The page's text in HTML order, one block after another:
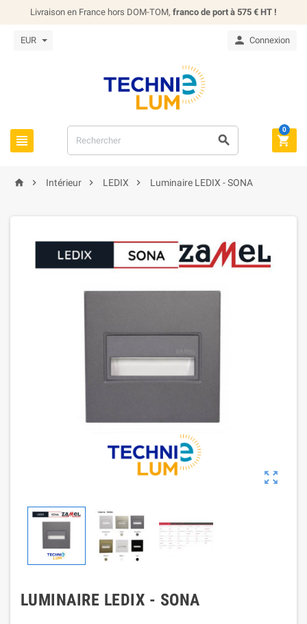
Livraison en France hors DOM-TOM, franco de port à 575 € HT !
EUR  Connexion
  
0
  Intérieur  LEDIX  Luminaire LEDIX - SONA

LUMINAIRE LEDIX - SONA